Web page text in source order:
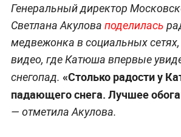
Генеральный директор
Светлана Акулова поделилась
медвежонка в социальных
видео, где Катюша впервые
снегопад. «Столько радости у
падающего снега. Лучшее
— отметила Акулова.